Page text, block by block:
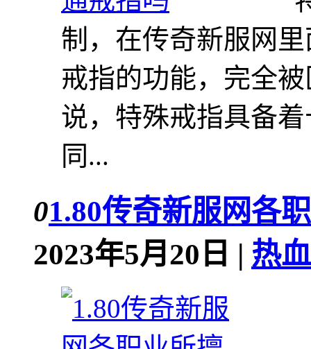
制，在传奇新服网
戒指的功能，完全
说，特殊戒指具备
同...
01.80传奇新服网各
2023年5月20日 | 热